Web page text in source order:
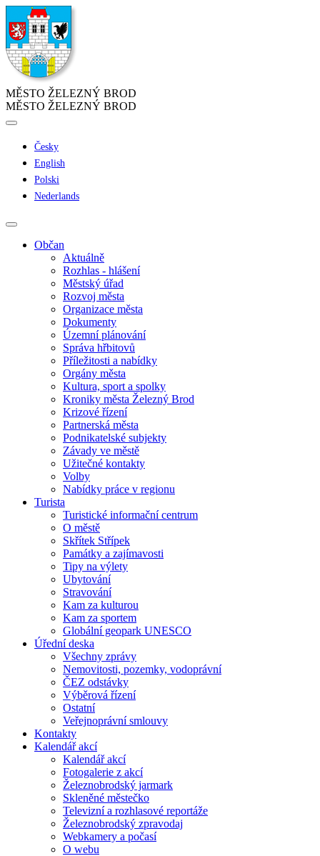
MĚSTO ŽELEZNÝ BROD
MĚSTO ŽELEZNÝ BROD
Česky
English
Polski
Nederlands
Občan
Aktuálně
Rozhlas - hlášení
Městský úřad
Rozvoj města
Organizace města
Dokumenty
Územní plánování
Správa hřbitovů
Příležitosti a nabídky
Orgány města
Kultura, sport a spolky
Kroniky města Železný Brod
Krizové řízení
Partnerská města
Podnikatelské subjekty
Závady ve městě
Užitečné kontakty
Volby
Nabídky práce v regionu
Turista
Turistické informační centrum
O městě
Skřítek Střípek
Památky a zajímavosti
Tipy na výlety
Ubytování
Stravování
Kam za kulturou
Kam za sportem
Globální geopark UNESCO
Úřední deska
Všechny zprávy
Nemovitosti, pozemky, vodoprávní
ČEZ odstávky
Výběrová řízení
Ostatní
Veřejnoprávní smlouvy
Kontakty
Kalendář akcí
Kalendář akcí
Fotogalerie z akcí
Železnobrodský jarmark
Skleněné městečko
Televizní a rozhlasové reportáže
Železnobrodský zpravodaj
Webkamery a počasí
O webu